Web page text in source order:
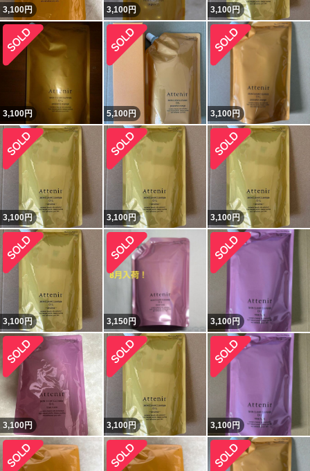
3,100円 3,100円 3,100円
3,100円 5,100円 3,100円
3,100円 3,100円 3,100円
3,100円 3,150円 3,100円
3,100円 3,100円 3,100円